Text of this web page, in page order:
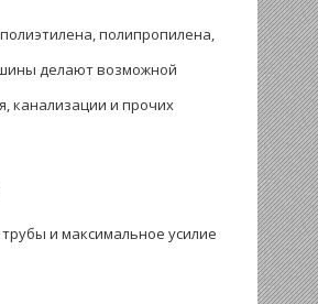
полипропилена,
делают возможной
канализации и прочих
и максимальное усилие